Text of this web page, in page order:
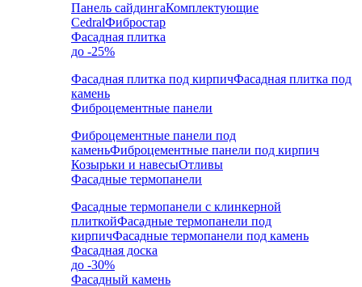
Панель сайдингаКомплектующие
CedralФибростар
Фасадная плитка
до -25%
Фасадная плитка под кирпичФасадная плитка под
камень
Фиброцементные панели
Фиброцементные панели под
каменьФиброцементные панели под кирпич
Козырьки и навесыОтливы
Фасадные термопанели
Фасадные термопанели с клинкерной
плиткойФасадные термопанели под
кирпичФасадные термопанели под камень
Фасадная доска
до -30%
Фасадный камень